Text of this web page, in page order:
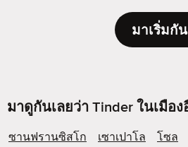
มาเริ่มกั
มาดูกันเลยว่า Tinder ในเมือ
ซานฟรานซิสโก เซาเปาโล โซล